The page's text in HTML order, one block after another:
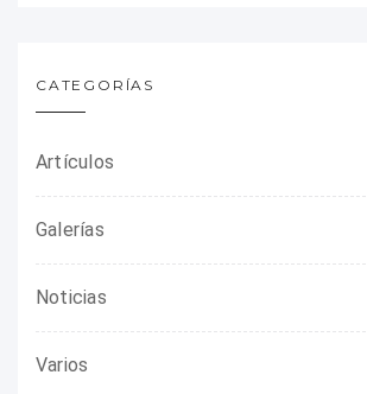
CATEGORÍAS
Artículos
Galerías
Noticias
Varios